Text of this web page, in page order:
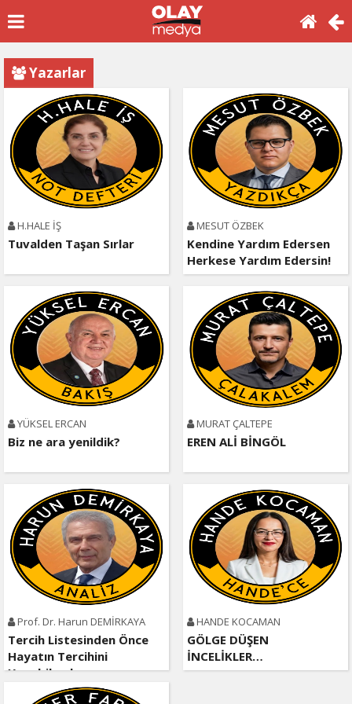
Yazarlar
H.HALE İŞ
Tuvalden Taşan Sırlar
MESUT ÖZBEK
Kendine Yardım Edersen
Herkese Yardım Edersin!
YÜKSEL ERCAN
Biz ne ara yenildik?
MURAT ÇALTEPE
EREN ALİ BİNGÖL
Prof. Dr. Harun DEMİRKAYA
Tercih Listesinden Önce
Hayatın Tercihini
Yapabilmek
HANDE KOCAMAN
GÖLGE DÜŞEN
İNCELİKLER…